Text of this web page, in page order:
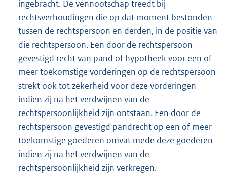
ingebracht. De vennootschap treedt bij
rechtsverhoudingen die op dat moment bestonden
tussen de rechtspersoon en derden, in de positie van
die rechtspersoon. Een door de rechtspersoon
gevestigd recht van pand of hypotheek voor een of
meer toekomstige vorderingen op de rechtspersoon
strekt ook tot zekerheid voor deze vorderingen
indien zij na het verdwijnen van de
rechtspersoonlijkheid zijn ontstaan. Een door de
rechtspersoon gevestigd pandrecht op een of meer
toekomstige goederen omvat mede deze goederen
indien zij na het verdwijnen van de
rechtspersoonlijkheid zijn verkregen.